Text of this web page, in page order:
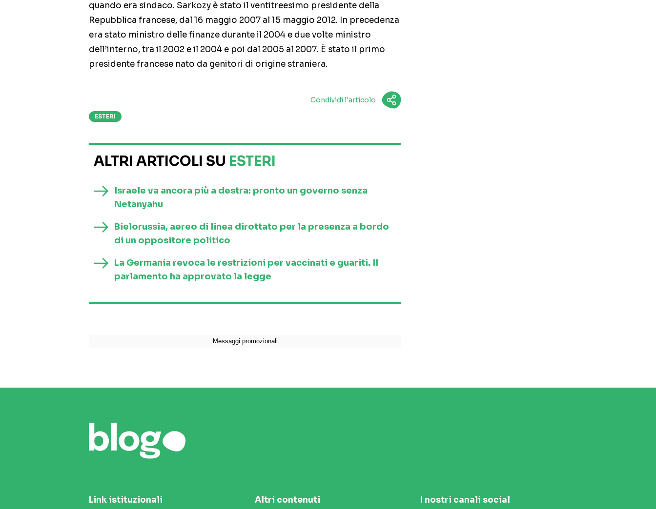
quando era sindaco. Sarkozy è stato il ventitreesimo presidente della
Repubblica francese, dal 16 maggio 2007 al 15 maggio 2012. In precedenza
era stato ministro delle finanze durante il 2004 e due volte ministro
dell’interno, tra il 2002 e il 2004 e poi dal 2005 al 2007. È stato il primo
presidente francese nato da genitori di origine straniera.
Condividi l'articolo
ESTERI
ALTRI ARTICOLI SU ESTERI
Israele va ancora più a destra: pronto un governo senza
Netanyahu
Bielorussia, aereo di linea dirottato per la presenza a bordo
di un oppositore politico
La Germania revoca le restrizioni per vaccinati e guariti. Il
parlamento ha approvato la legge
Link istituzionali Altri contenuti I nostri canali social